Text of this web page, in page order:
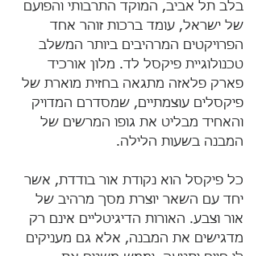
בלב תל אביב, המוקד התרבותי והפועם
של ישראל, עומד ברכות זוהר אחד
הפרויקטים המרהיבים ביותר המשלב
טכנולוגיית פיקסל לד. מלון אורכיד
פארק פלאזה מתגאה בחזית מוארת של
פיקסלים עוצמתיים, שמסדרם המדויק
והאחיד מבליט את גופו המרשים של
המבנה בשעות הלילה.
כל פיקסל הוא נקודת אור בודדת, אשר
יחד עם השאר יוצרת מסך מרהיב של
אור וצבע. האורות הדיגיטליים אינם רק
מדגישים את המבנה, אלא גם מעניקים